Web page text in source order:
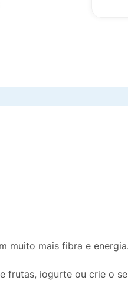
muito mais fibra e energia.
frutas, iogurte ou crie o